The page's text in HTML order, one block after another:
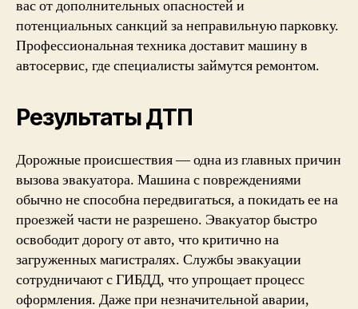
вас от дополнительных опасностей и
потенциальных санкций за неправильную парковку.
Профессиональная техника доставит машину в
автосервис, где специалисты займутся ремонтом.
Результаты ДТП
Дорожные происшествия — одна из главных причин
вызова эвакуатора. Машина с повреждениями
обычно не способна передвигаться, а покидать ее на
проезжей части не разрешено. Эвакуатор быстро
освободит дорогу от авто, что критично на
загруженных магистралях. Службы эвакуации
сотрудничают с ГИБДД, что упрощает процесс
оформления. Даже при незначительной аварии,